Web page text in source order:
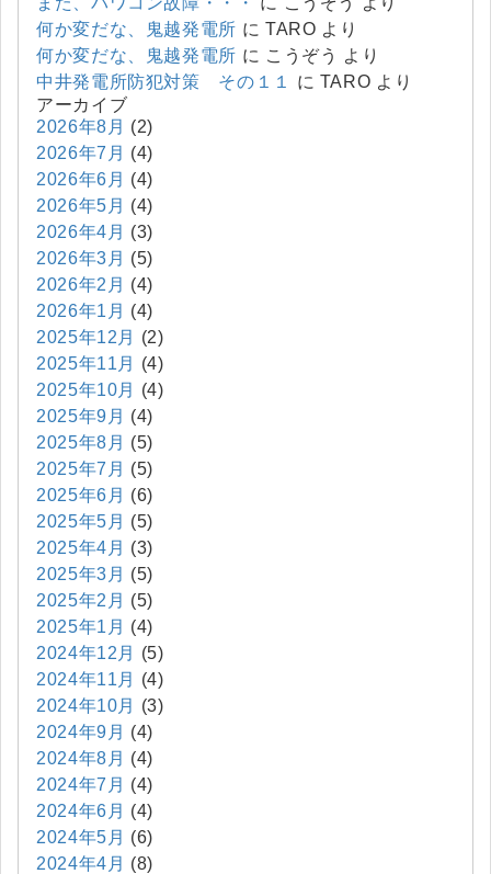
何か変だな、鬼越発電所 に TARO より
何か変だな、鬼越発電所 に こうぞう
より
中井発電所防犯対策 その１１
に TARO より
アーカイブ
2026年8月 (2)
2026年7月 (4)
2026年6月 (4)
2026年5月 (4)
2026年4月 (3)
2026年3月 (5)
2026年2月 (4)
2026年1月 (4)
2025年12月
(2)
2025年11月
(4)
2025年10月
(4)
2025年9月 (4)
2025年8月 (5)
2025年7月 (5)
2025年6月 (6)
2025年5月 (5)
2025年4月 (3)
2025年3月 (5)
2025年2月 (5)
2025年1月 (4)
2024年12月
(5)
2024年11月
(4)
2024年10月
(3)
2024年9月 (4)
2024年8月 (4)
2024年7月 (4)
2024年6月 (4)
2024年5月 (6)
2024年4月 (8)